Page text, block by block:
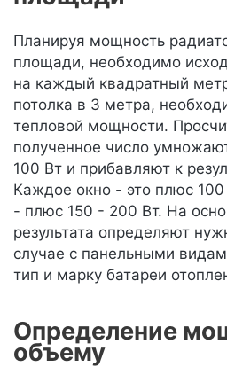
Планируя мощность
площади, необходимо
на каждый квадратный
потолка в 3 метра,
тепловой мощности.
полученное число
100 Вт и прибавляют к
Каждое окно - это плюс
- плюс 150 - 200 Вт. На
результата определяют
случае с панельными
тип и марку батареи
Определение
объему